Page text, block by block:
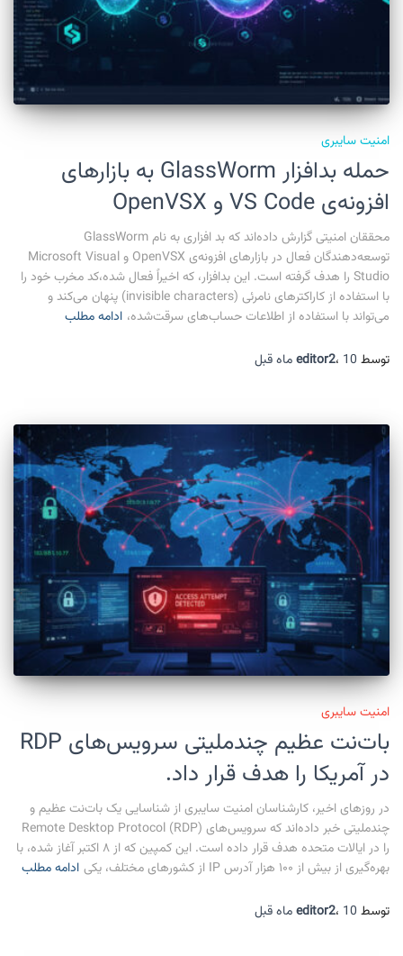
امنیت سایبری
حمله بدافزار GlassWorm به بازارهای
افزونه‌ی VS Code و OpenVSX
محققان امنیتی گزارش داده‌اند که بد افزاری به نام GlassWorm
توسعه‌دهندگان فعال در بازارهای افزونه‌ی OpenVSX و Microsoft Visual
Studio را هدف گرفته است. این بدافزار، که اخیراً فعال شده،کد مخرب خود را
با استفاده از کاراکترهای نامرئی (invisible characters) پنهان می‌کند و
می‌تواند با استفاده از اطلاعات حساب‌های سرقت‌شده، ادامه مطلب
توسط editor2، 10 ماه قبل
امنیت سایبری
بات‌نت عظیم چندملیتی سرویس‌های RDP
در آمریکا را هدف قرار داد.
در روزهای اخیر، کارشناسان امنیت سایبری از شناسایی یک بات‌نت عظیم و
چندملیتی خبر داده‌اند که سرویس‌های Remote Desktop Protocol (RDP)
را در ایالات متحده هدف قرار داده است. این کمپین که از ۸ اکتبر آغاز شده، با
بهره‌گیری از بیش از ۱۰۰ هزار آدرس IP از کشورهای مختلف، یکی
ادامه مطلب
توسط editor2، 10 ماه قبل